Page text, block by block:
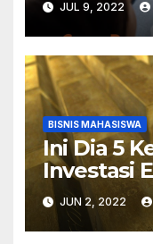
JUL 9, 2022
BISNIS MAHASISWA
Ini Dia 5
Investasi
JUN 2, 2022